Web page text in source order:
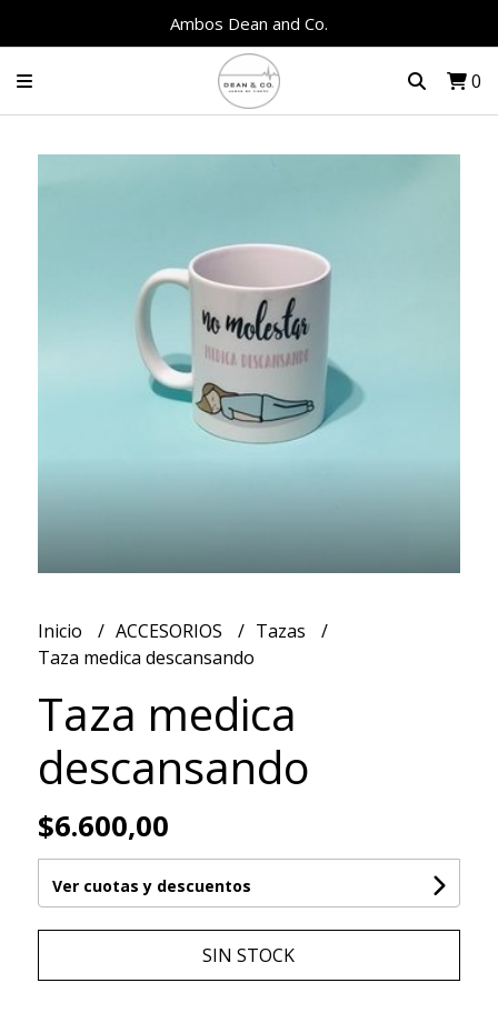
Ambos Dean and Co.
0
Inicio ACCESORIOS
Tazas
Taza medica descansando
Taza medica
descansando
$6.600,00
Ver cuotas y descuentos
SIN STOCK